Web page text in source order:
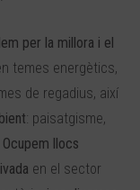
per la millora i el
temes energètics,
de regadius, així
: paisatgisme,
Ocupem llocs
en el sector